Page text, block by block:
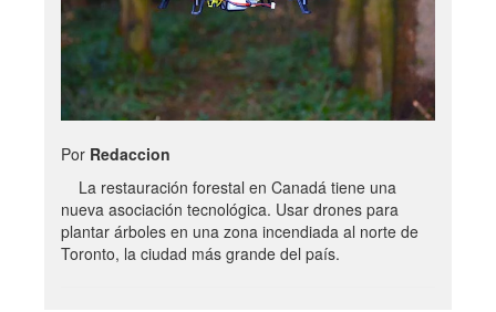
Por Redaccion
La restauración forestal en Canadá tiene una
nueva asociación tecnológica. Usar drones para
plantar árboles en una zona incendiada al norte de
Toronto, la ciudad más grande del país.